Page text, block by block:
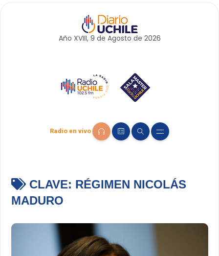
Año XVIII, 9 de Agosto de 2026
Radio en vivo
CLAVE: RÉGIMEN NICOLÁS
MADURO